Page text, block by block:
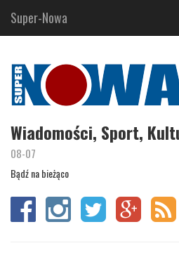
Super-Nowa
Wiadomości, Sport,
08-07
Bądź na bieżąco